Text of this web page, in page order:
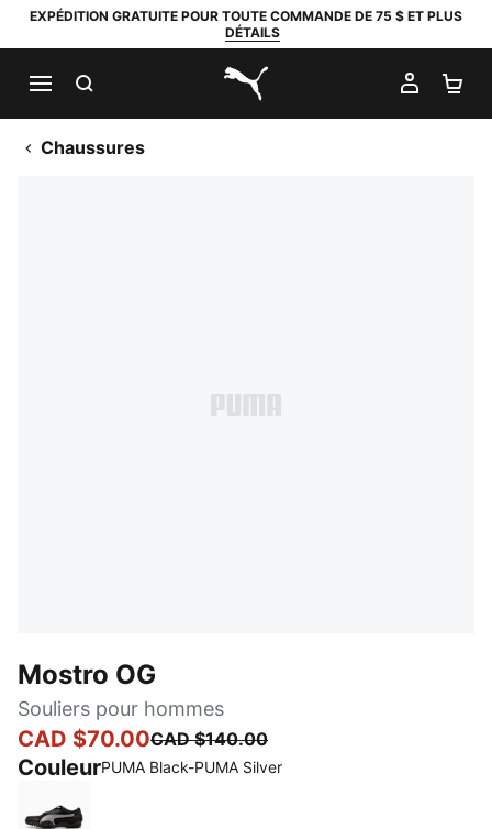
EXPÉDITION GRATUITE POUR TOUTE COMMANDE DE 75 $ ET PLUS
DÉTAILS
PUMA.com
MON
Chaussures
Mostro OG
Souliers pour hommes
CAD $70.00CAD $140.00
CouleurPUMA Black-PUMA Silver